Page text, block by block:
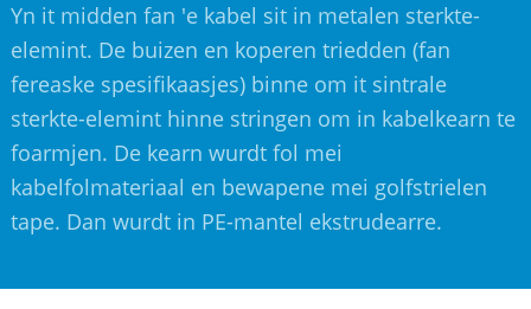
Yn it midden fan 'e kabel sit in metalen sterkte-
elemint. De buizen en koperen triedden (fan
fereaske spesifikaasjes) binne om it sintrale
sterkte-elemint hinne stringen om in kabelkearn te
foarmjen. De kearn wurdt fol mei
kabelfolmateriaal en bewapene mei golfstrielen
tape. Dan wurdt in PE-mantel ekstrudearre.